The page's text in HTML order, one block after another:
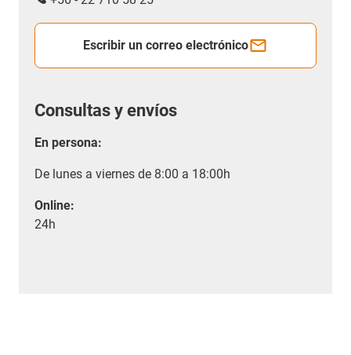
Escribir un correo electrónico
Consultas y envíos
En persona:
De lunes a viernes de 8:00 a 18:00h
Online:
24h